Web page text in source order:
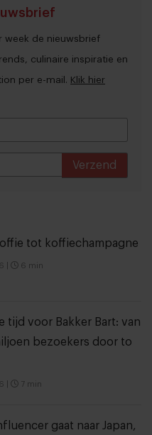
week de nieuwsbrief
culinaire inspiratie en
per e-mail. Klik hier
Verzend
tot koffiechampagne
6 min
tijd voor Bakker Bart: van
bezoekers door to
7 min
gaat naar Japan,